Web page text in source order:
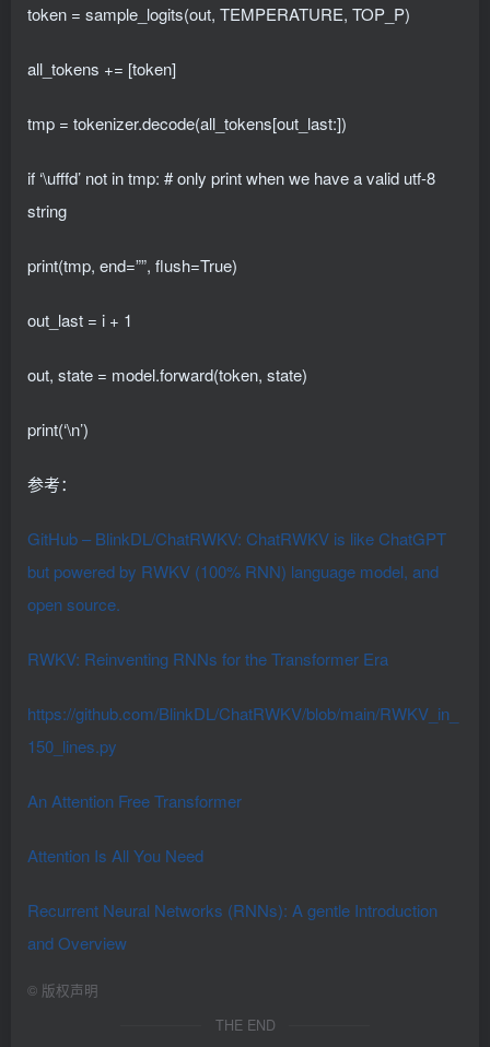
token = sample_logits(out, TEMPERATURE, TOP_P)
all_tokens += [token]
tmp = tokenizer.decode(all_tokens[out_last:])
if ‘\ufffd’ not in tmp: # only print when we have a valid utf-8
string
print(tmp, end=””, flush=True)
out_last = i + 1
out, state = model.forward(token, state)
print(‘\n’)
参考：
GitHub – BlinkDL/ChatRWKV: ChatRWKV is like ChatGPT
but powered by RWKV (100% RNN) language model, and
open source.
RWKV: Reinventing RNNs for the Transformer Era
https://github.com/BlinkDL/ChatRWKV/blob/main/RWKV_in_
150_lines.py
An Attention Free Transformer
Attention Is All You Need
Recurrent Neural Networks (RNNs): A gentle Introduction
and Overview
© 版权声明
THE END